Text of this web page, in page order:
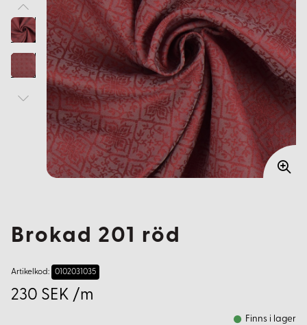
Brokad 201 röd
Artikelkod: 0102031035
230 SEK /m
Finns i lager